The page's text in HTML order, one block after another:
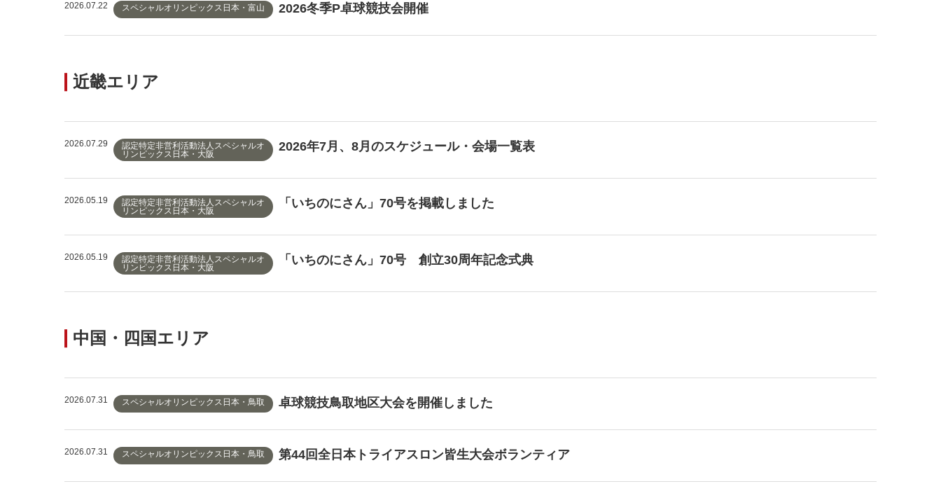
2026.07.22 スペシャルオリンピックス日本・富山 2026冬季P卓球競技会開催
近畿エリア
2026.07.29
認定特定非営利活動法人スペシャルオ
リンピックス日本・大阪
2026年7月、8月のスケジュール・会場一覧表
2026.05.19
認定特定非営利活動法人スペシャルオ
リンピックス日本・大阪
「いちのにさん」70号を掲載しました
2026.05.19
認定特定非営利活動法人スペシャルオ
リンピックス日本・大阪
「いちのにさん」70号 創立30周年記念式典
中国・四国エリア
2026.07.31 スペシャルオリンピックス日本・鳥取 卓球競技鳥取地区大会を開催しました
2026.07.31 スペシャルオリンピックス日本・鳥取 第44回全日本トライアスロン皆生大会ボランティア